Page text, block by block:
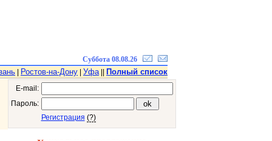
Суббота 08.08.26
Ростов-на-Дону Уфа|| Полный список
E-mail:
Пароль:
Регистрация (?)